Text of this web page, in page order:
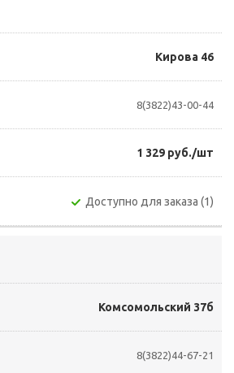
Кирова 46
8(3822)43-00-44
1 329 руб./шт
Доступно для заказа (1)
Комсомольский 37б
8(3822)44-67-21